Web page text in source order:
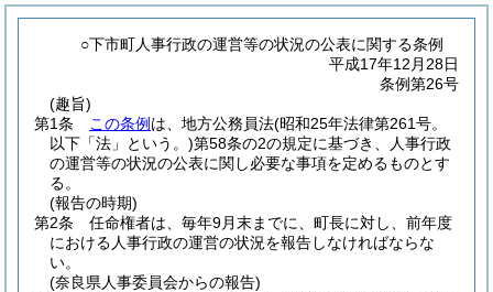
○下市町人事行政の運営等の状況の公表に関する条例
平成17年12月28日
条例第26号
(趣旨)
第1条
この条例 は、地方公務員法(昭和25年法律第261号。
以下「法」という。)第58条の2の規定に基づき、人事行政
の運営等の状況の公表に関し必要な事項を定めるものとす
る。
(報告の時期)
第2条
任命権者は、毎年9月末までに、町長に対し、前年度
における人事行政の運営の状況を報告しなければならな
い。
(奈良県人事委員会からの報告)